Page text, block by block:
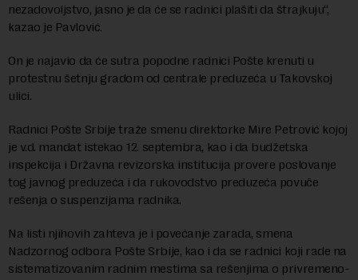
nezadovoljstvo, jasno je da će se radnici plašiti da štrajkuju“,
kazao je Pavlović.
On je najavio da će sutra popodne radnici Pošte krenuti u
protestnu šetnju gradom od centrale preduzeća u Takovskoj
ulici.
Radnici Pošte Srbije traže smenu direktorke Mire Petrović kojoj
je v.d. mandat istekao 12. septembra, kao i da budžetska
inspekcija i Državna revizorska institucija provere poslovanje
tog javnog preduzeća i da rukovodstvo preduzeća povuče
rešenja o suspenzijama radnika.
Na listi njihovih zahteva je i povećanje zarada, smena
Nadzornog odbora Pošte Srbije, kao i da se radnici koji rade na
sistematizovanim radnim mestima sa rešenjima o privremeno-